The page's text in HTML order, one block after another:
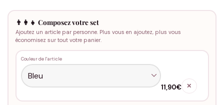
👨‍👩‍👧 Composez votre set
Ajoutez un article par personne. Plus vous en ajoutez, plus vous
économisez sur tout votre panier.
Couleur de l'article
11,90€ ✕